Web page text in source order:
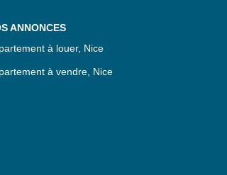
ANNONCES
à louer, Nice
à vendre, Nice